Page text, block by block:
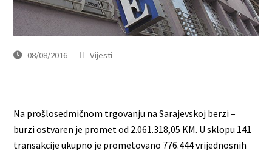
08/08/2016 Vijesti
Na prošlosedmičnom trgovanju na Sarajevskoj berzi –
burzi ostvaren je promet od 2.061.318,05 KM. U sklopu 141
transakcije ukupno je prometovano 776.444 vrijednosnih